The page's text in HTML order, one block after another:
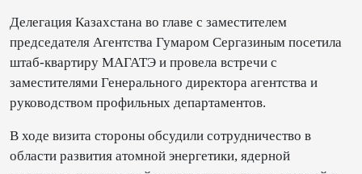
Делегация Казахстана во главе с заместителем
председателя Агентства Гумаром Сергазиным посетила
штаб-квартиру МАГАТЭ и провела встречи с
заместителями Генерального директора агентства и
руководством профильных департаментов.
В ходе визита стороны обсудили сотрудничество в
области развития атомной энергетики, ядерной